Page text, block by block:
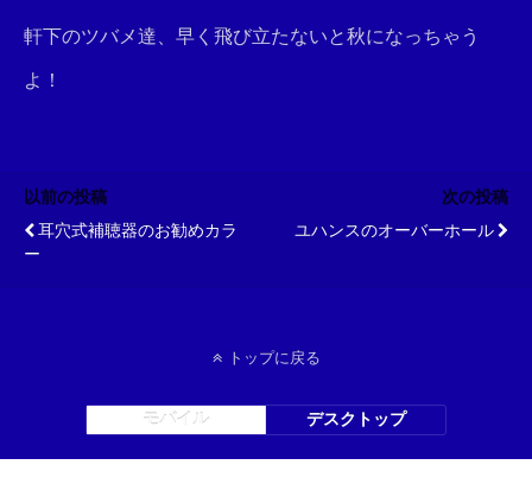
軒下のツバメ達、早く飛び立たないと秋になっちゃう
よ！
以前の投稿
耳穴式補聴器のお勧めカラ
ー
次の投稿
ユハンスのオーバーホール
トップに戻る
モバイル デスクトップ